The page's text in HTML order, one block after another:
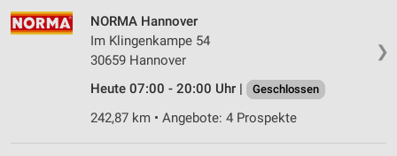
❯
NORMA Hannover
Im Klingenkampe 54
30659 Hannover
Heute 07:00 - 20:00 Uhr |
Geschlossen
242,87 km • Angebote: 4 Prospekte